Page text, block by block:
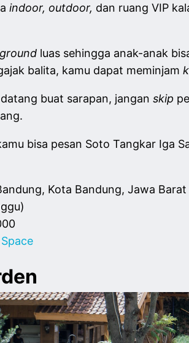
indoor, outdoor, dan ruang VIP
luas sehingga anak-anak
balita, kamu dapat meminjam
buat sarapan, jangan skip
bisa pesan Soto Tangkar Iga
Kota Bandung, Jawa Barat